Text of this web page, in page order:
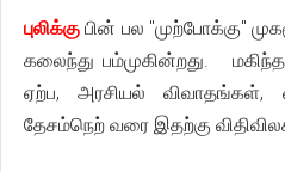
புலிக்கு பின் பல "முற்போக்கு"
கலைந்து பம்முகின்றது.
ஏற்ப, அரசியல்
தேசம்நெற் வரை இதற்கு